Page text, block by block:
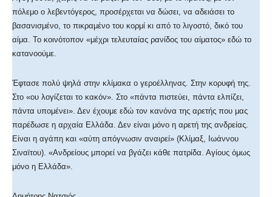
πόλεμο ο λεβεντόγερος, προσέρχεται να δώσει, να αδειάσει το
βασανισμένο, το πικραμένο του κορμί κι από το λιγοστό, δικό του
αίμα. Το κοινότοπον «μέχρι τελευταίας ρανίδος του αίματος» εδώ το
κατανοούμε.
Έφτασε πολύ ψηλά στην κλίμακα ο γεροέλληνας. Στην κορυφή της.
Στο «ου λογίζεται το κακόν». Στο «πάντα πιστεύει, πάντα ελπίζει,
πάντα υπομένει». Δεν έχουμε εδώ τον κανόνα της αρετής που μας
παρέδωσε η αρχαία Ελλάδα. Δεν είναι μόνο η αρετή της ανδρείας.
Είναι η αγάπη και «αύτη απόγνωσιν αναιρεί» (Κλίμαξ, Ιωάννου
Σιναϊτου). «Ανδρείους μπορεί να βγάζει κάθε πατρίδα. Αγίους όμως
μόνο η Ελλάδα».